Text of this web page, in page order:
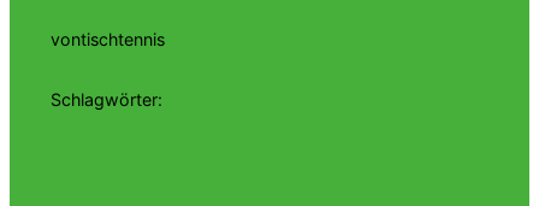
vontischtennis
Schlagwörter: